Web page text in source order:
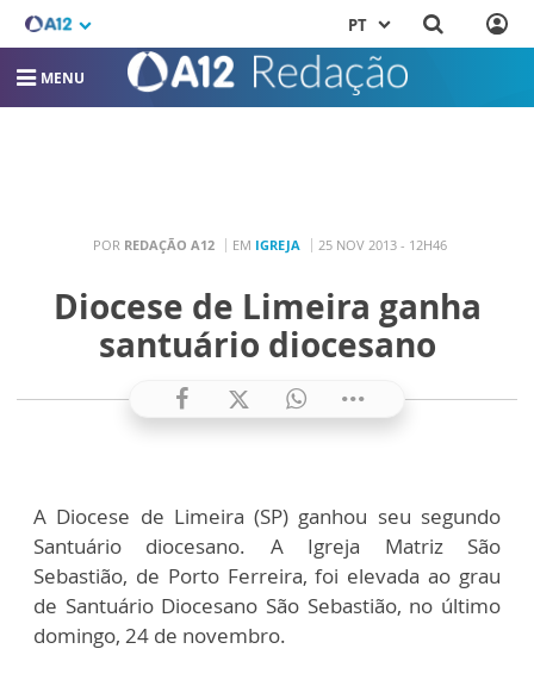
PT
MENU
POR REDAÇÃO A12 EM IGREJA 25 NOV 2013 - 12H46
Diocese de Limeira ganha
santuário diocesano
A Diocese de Limeira (SP) ganhou seu segundo
Santuário diocesano. A Igreja Matriz São
Sebastião, de Porto Ferreira, foi elevada ao grau
de Santuário Diocesano São Sebastião, no último
domingo, 24 de novembro.